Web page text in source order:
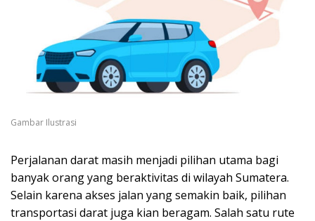
Gambar Ilustrasi
Perjalanan darat masih menjadi pilihan utama bagi
banyak orang yang beraktivitas di wilayah Sumatera.
Selain karena akses jalan yang semakin baik, pilihan
transportasi darat juga kian beragam. Salah satu rute